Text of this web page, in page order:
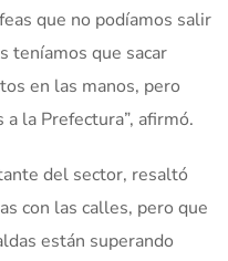
que no podíamos salir
teníamos que sacar
en las manos, pero
la Prefectura”, afirmó.
del sector, resaltó
con las calles, pero que
están superando